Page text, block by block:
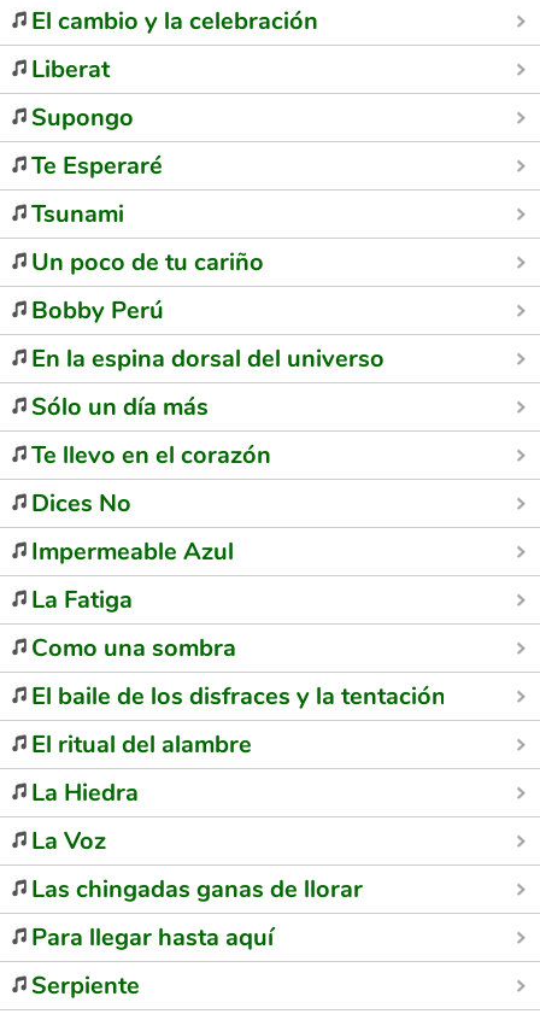
El cambio y la celebración
Liberat
Supongo
Te Esperaré
Tsunami
Un poco de tu cariño
Bobby Perú
En la espina dorsal del universo
Sólo un día más
Te llevo en el corazón
Dices No
Impermeable Azul
La Fatiga
Como una sombra
El baile de los disfraces y la tentación
El ritual del alambre
La Hiedra
La Voz
Las chingadas ganas de llorar
Para llegar hasta aquí
Serpiente